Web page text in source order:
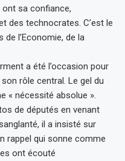
sa confiance,
des technocrates. C’est le
l’Economie, de la
a été l’occasion pour
rôle central. Le gel du
« nécessité absolue ».
de députés en venant
il a insisté sur
rappel qui sonne comme
ont écouté